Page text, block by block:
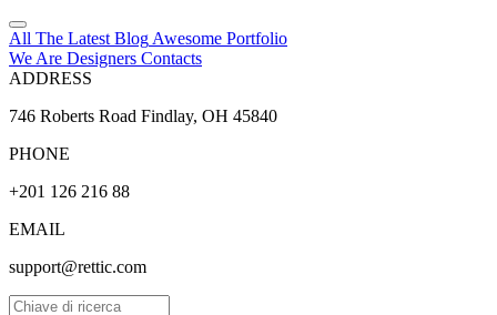
All The Latest Blog Awesome Portfolio
We Are Designers Contacts
ADDRESS
746 Roberts Road Findlay, OH 45840
PHONE
+201 126 216 88
EMAIL
support@rettic.com
Cerca